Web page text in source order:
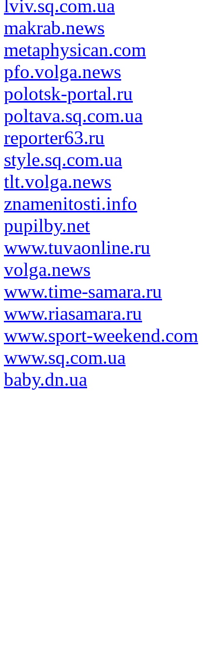
lviv.sq.com.ua
makrab.news
metaphysican.com
pfo.volga.news
polotsk-portal.ru
poltava.sq.com.ua
reporter63.ru
style.sq.com.ua
tlt.volga.news
znamenitosti.info
pupilby.net
www.tuvaonline.ru
volga.news
www.time-samara.ru
www.riasamara.ru
www.sport-weekend.com
www.sq.com.ua
baby.dn.ua